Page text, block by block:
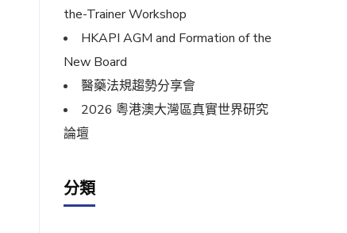
the-Trainer Workshop
HKAPI AGM and Formation of the
New Board
醫藥法規趨勢分享會
2026 粵港澳大灣區真實世界研究
論壇
分類